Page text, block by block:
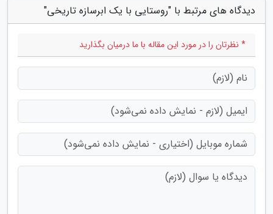
دیدگاه های مرتبط با "روستایی با یک ابرسازه تاریخی"
* نظرتان را در مورد این مقاله با ما درمیان بگذارید